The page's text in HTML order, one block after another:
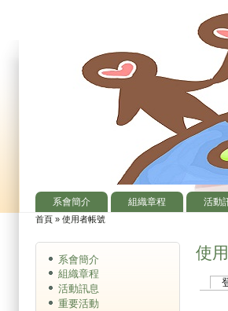
主選單
系會簡介 組織章程 活動
您在這裡
首頁 » 使用者帳號
使
主要
系會簡介
組織章程
活動訊息
重要活動